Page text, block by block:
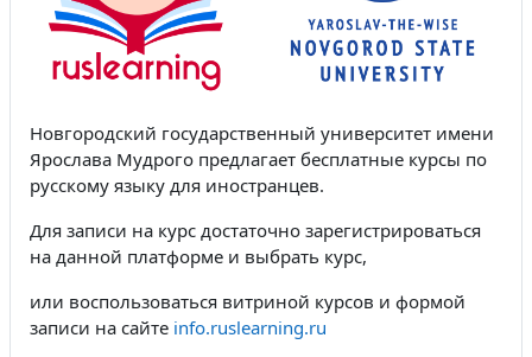
Новгородский государственный университет имени
Ярослава Мудрого предлагает бесплатные курсы по
русскому языку для иностранцев.
Для записи на курс достаточно зарегистрироваться
на данной платформе и выбрать курс,
или воспользоваться витриной курсов и формой
записи на сайте info.ruslearning.ru